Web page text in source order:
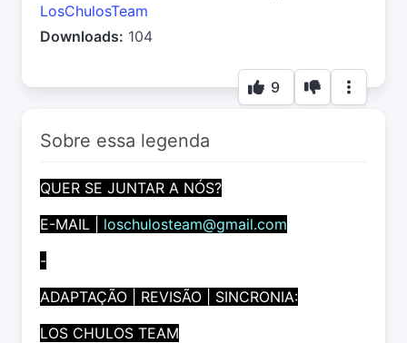
LosChulosTeam
Downloads: 104
9
Sobre essa legenda
QUER SE JUNTAR A NÓS?
E-MAIL | loschulosteam@gmail.com
-
ADAPTAÇÃO | REVISÃO | SINCRONIA:
LOS CHULOS TEAM